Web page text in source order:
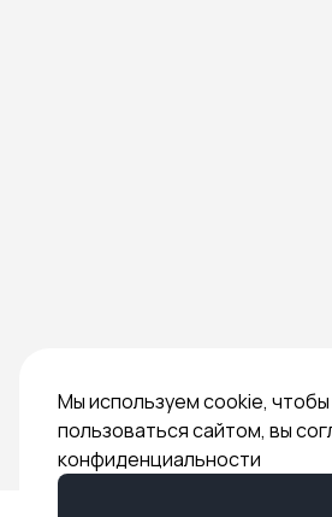
Мы используем cookie,
пользоваться сайтом, вы
конфиденциальности